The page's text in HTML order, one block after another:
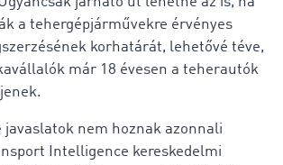
a tehergépjárművekre érvényes
korhatárát, lehetővé téve,
már 18 évesen a teherautók
javaslatok nem hoznak azonnali
Intelligence kereskedelmi